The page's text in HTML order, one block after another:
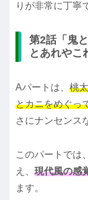
りが非常に丁寧
第2話「鬼
とあれやこ
Aパートは、 桃
とカニをめぐっ
さにナンセンス
このパートでは
え、 現代風の感
ます。